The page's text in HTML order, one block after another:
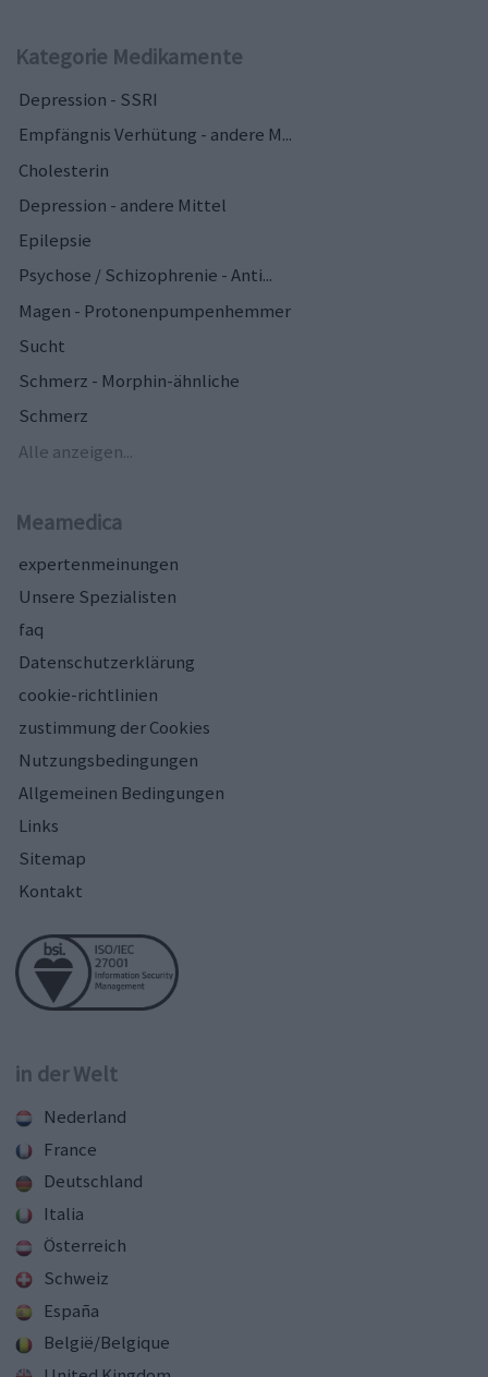
Kategorie Medikamente
Depression - SSRI
Empfängnis Verhütung - andere M...
Cholesterin
Depression - andere Mittel
Epilepsie
Psychose / Schizophrenie - Anti...
Magen - Protonenpumpenhemmer
Sucht
Schmerz - Morphin-ähnliche
Schmerz
Alle anzeigen...
Meamedica
expertenmeinungen
Unsere Spezialisten
faq
Datenschutzerklärung
cookie-richtlinien
zustimmung der Cookies
Nutzungsbedingungen
Allgemeinen Bedingungen
Links
Sitemap
Kontakt
in der Welt
Nederland
France
Deutschland
Italia
Österreich
Schweiz
España
België/Belgique